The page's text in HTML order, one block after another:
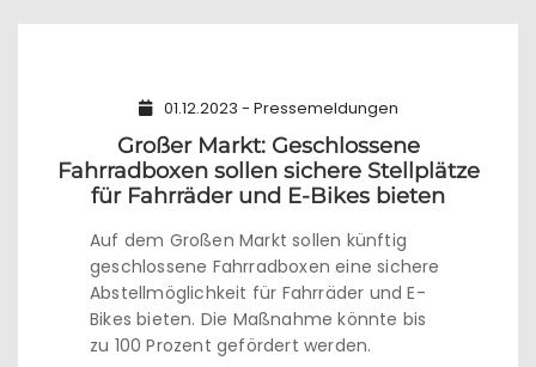
01.12.2023 - Pressemeldungen
Großer Markt: Geschlossene
Fahrradboxen sollen sichere Stellplätze
für Fahrräder und E-Bikes bieten
Auf dem Großen Markt sollen künftig
geschlossene Fahrradboxen eine sichere
Abstellmöglichkeit für Fahrräder und E-
Bikes bieten. Die Maßnahme könnte bis
zu 100 Prozent gefördert werden.